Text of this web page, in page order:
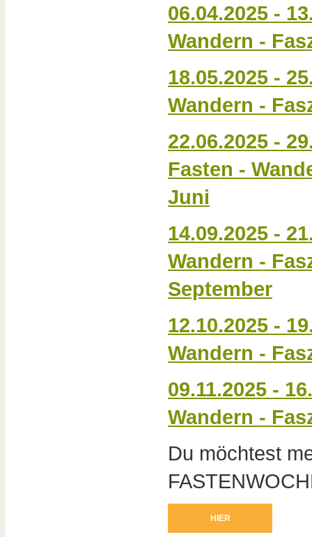
06.04.2025 -
Wandern -
18.05.2025 -
Wandern -
22.06.2025 -
Fasten -
Juni
14.09.2025 -
Wandern -
September
12.10.2025 -
Wandern -
09.11.2025 -
Wandern -
Du möchtest
HIER